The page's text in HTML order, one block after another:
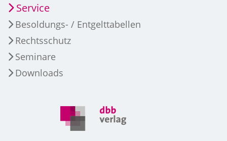
Service
Besoldungs- / Entgelttabellen
Rechtsschutz
Seminare
Downloads